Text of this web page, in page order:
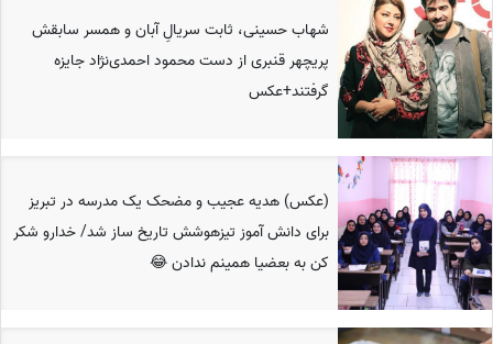
شهاب حسینی، ثابت سریالِ آبان و همسر سابقش
پریچهر قنبری از دست محمود احمدی‌نژاد جایزه
گرفتند+عکس
(عکس) هدیه عجیب و مضحک یک مدرسه در تبریز
برای دانش آموز تیزهوشش تاریخ ساز شد/ خدارو شکر
کن به بعضیا همینم ندادن 😂